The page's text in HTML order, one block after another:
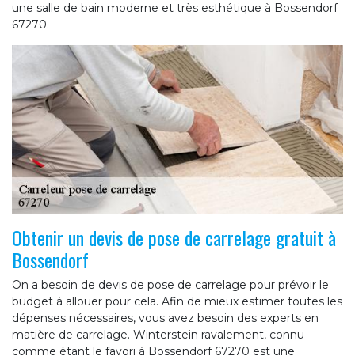
une salle de bain moderne et très esthétique à Bossendorf
67270.
Obtenir un devis de pose de carrelage gratuit à
Bossendorf
On a besoin de devis de pose de carrelage pour prévoir le
budget à allouer pour cela. Afin de mieux estimer toutes les
dépenses nécessaires, vous avez besoin des experts en
matière de carrelage. Winterstein ravalement, connu
comme étant le favori à Bossendorf 67270 est une